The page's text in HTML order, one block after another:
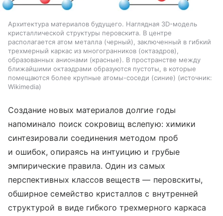
Архитектура материалов будущего. Наглядная 3D-модель
кристаллической структуры перовскита. В центре
располагается атом металла (черный), заключенный в гибкий
трехмерный каркас из многогранников (октаэдров),
образованных анионами (красные). В пространстве между
ближайшими октаэдрами образуются пустоты, в которые
помещаются более крупные атомы-соседи (синие)
источник:
Wikimedia
Создание новых материалов долгие годы
напоминало поиск сокровищ вслепую: химики
синтезировали соединения методом проб
и ошибок, опираясь на интуицию и грубые
эмпирические правила. Один из самых
перспективных классов веществ — перовскиты,
обширное семейство кристаллов с внутренней
структурой в виде гибкого трехмерного каркаса